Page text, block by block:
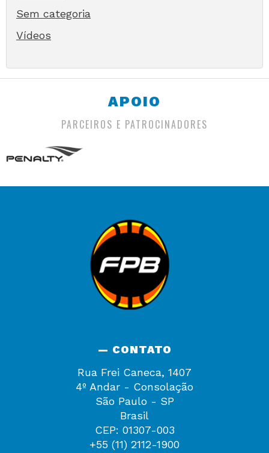
Sem categoria
Vídeos
APOIO
PARCEIROS E PATROCINADORES
— CONTATO
Rua Frei Caneca, 1407
4º Andar - Consolação
São Paulo - SP
Brasil
CEP: 01307-003
+55 (11) 2112-1900